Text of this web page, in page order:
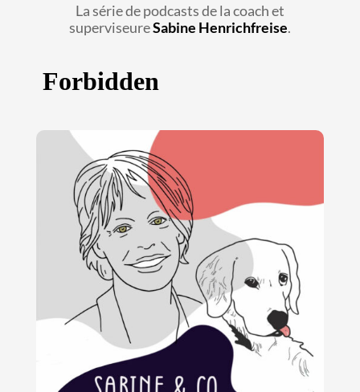
La série de podcasts de la coach et
superviseureSabine Henrichfreise.